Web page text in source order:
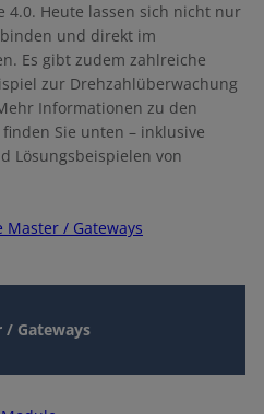
Heute lassen sich nicht nur
und direkt im
Es gibt zudem zahlreiche
zur Drehzahlüberwachung
Informationen zu den
Sie unten – inklusive
Lösungsbeispielen von
/ Gateways